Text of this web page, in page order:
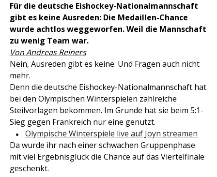
Für die deutsche Eishockey-Nationalmannschaft
gibt es keine Ausreden: Die Medaillen-Chance
wurde achtlos weggeworfen. Weil die Mannschaft
zu wenig Team war.
Von Andreas Reiners
Nein, Ausreden gibt es keine. Und Fragen auch nicht
mehr.
Denn die deutsche Eishockey-Nationalmannschaft hat
bei den Olympischen Winterspielen zahlreiche
Steilvorlagen bekommen. Im Grunde hat sie beim 5:1-
Sieg gegen Frankreich nur eine genutzt.
Olympische Winterspiele live auf Joyn streamen
Da wurde ihr nach einer schwachen Gruppenphase
mit viel Ergebnisglück die Chance auf das Viertelfinale
geschenkt.